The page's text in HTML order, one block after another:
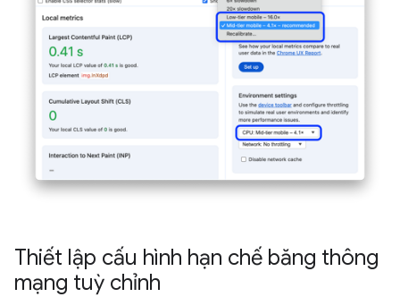
Thiết lập cấu hình hạn chế băng thông
mạng tuỳ chỉnh